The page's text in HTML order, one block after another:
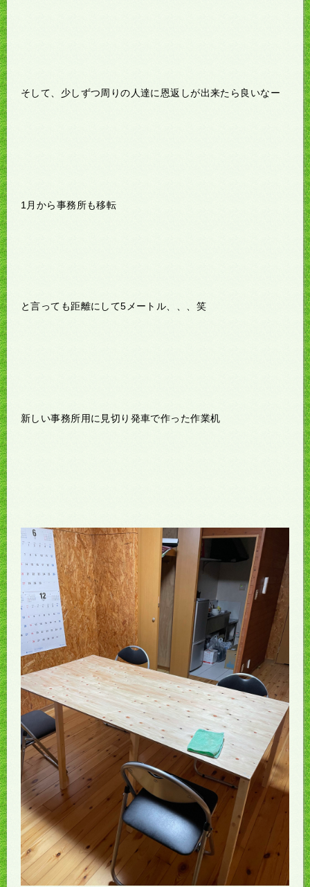
そして、少しずつ周りの人達に恩返しが出来たら良いなー
1月から事務所も移転
と言っても距離にして5メートル、、、笑
新しい事務所用に見切り発車で作った作業机